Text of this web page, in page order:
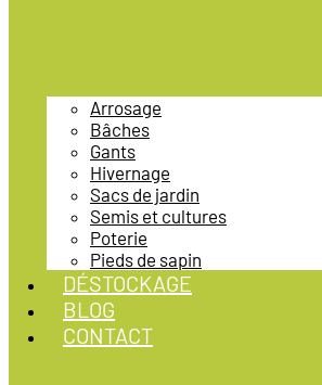
Arrosage
Bâches
Gants
Hivernage
Sacs de jardin
Semis et cultures
Poterie
Pieds de sapin
DÉSTOCKAGE
BLOG
CONTACT